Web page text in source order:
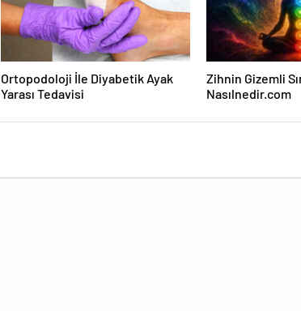
Ortopodoloji İle Diyabetik Ayak
Yarası Tedavisi
Zihnin Gizemli
Nasılnedir.com